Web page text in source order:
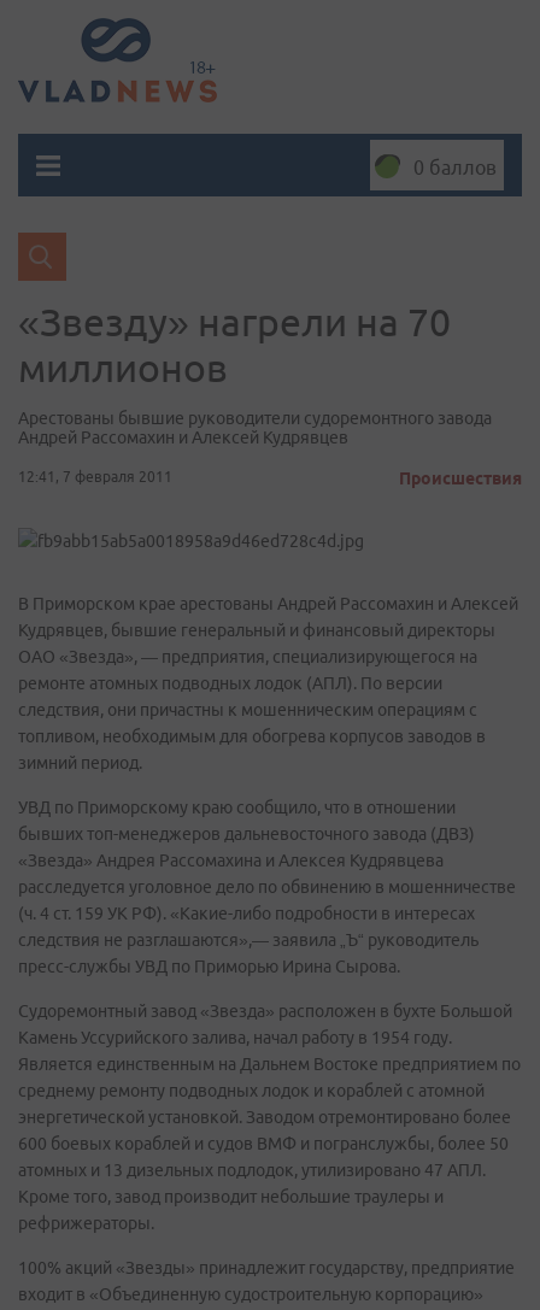
0 баллов
«Звезду» нагрели на 70
миллионов
Арестованы бывшие руководители судоремонтного завода
Андрей Рассомахин и Алексей Кудрявцев
12:41, 7 февраля 2011 Происшествия
В Приморском крае арестованы Андрей Рассомахин и Алексей
Кудрявцев, бывшие генеральный и финансовый директоры
ОАО «Звезда», — предприятия, специализирующегося на
ремонте атомных подводных лодок (АПЛ). По версии
следствия, они причастны к мошенническим операциям с
топливом, необходимым для обогрева корпусов заводов в
зимний период.
УВД по Приморскому краю сообщило, что в отношении
бывших топ-менеджеров дальневосточного завода (ДВЗ)
«Звезда» Андрея Рассомахина и Алексея Кудрявцева
расследуется уголовное дело по обвинению в мошенничестве
(ч. 4 ст. 159 УК РФ). «Какие-либо подробности в интересах
следствия не разглашаются»,— заявила „Ъ“ руководитель
пресс-службы УВД по Приморью Ирина Сырова.
Судоремонтный завод «Звезда» расположен в бухте Большой
Камень Уссурийского залива, начал работу в 1954 году.
Является единственным на Дальнем Востоке предприятием по
среднему ремонту подводных лодок и кораблей с атомной
энергетической установкой. Заводом отремонтировано более
600 боевых кораблей и судов ВМФ и погранслужбы, более 50
атомных и 13 дизельных подлодок, утилизировано 47 АПЛ.
Кроме того, завод производит небольшие траулеры и
рефрижераторы.
100% акций «Звезды» принадлежит государству, предприятие
входит в «Объединенную судостроительную корпорацию»